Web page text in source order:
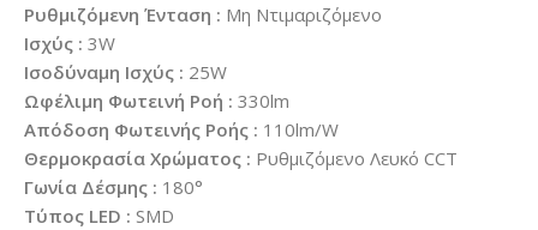
Ρυθμιζόμενη Ένταση : Μη Ντιμαριζόμενο
Ισχύς : 3W
Ισοδύναμη Ισχύς : 25W
Ωφέλιμη Φωτεινή Ροή : 330lm
Απόδοση Φωτεινής Ροής : 110lm/W
Θερμοκρασία Χρώματος : Ρυθμιζόμενο Λευκό CCT
Γωνία Δέσμης : 180°
Τύπος LED : SMD